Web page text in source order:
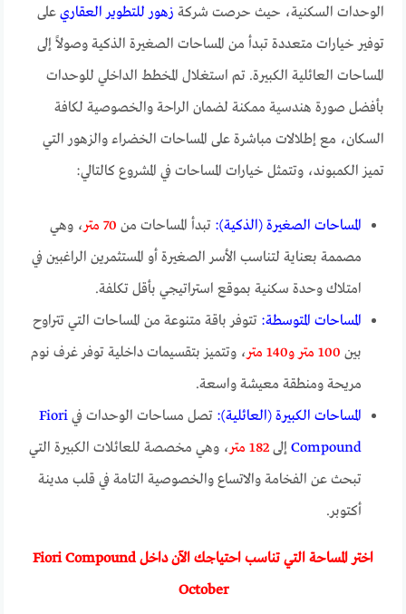
الوحدات السكنية، حيث حرصت شركة زهور للتطوير العقاري على
توفير خيارات متعددة تبدأ من المساحات الصغيرة الذكية وصولاً إلى
المساحات العائلية الكبيرة. تم استغلال المخطط الداخلي للوحدات
بأفضل صورة هندسية ممكنة لضمان الراحة والخصوصية لكافة
السكان، مع إطلالات مباشرة على المساحات الخضراء والزهور التي
تميز الكمبوند، وتتمثل خيارات المساحات في المشروع كالتالي:
المساحات الصغيرة (الذكية): تبدأ المساحات من 70 متر
، وهي
مصممة بعناية لتناسب الأسر الصغيرة أو المستثمرين الراغبين في
امتلاك وحدة سكنية بموقع استراتيجي بأقل تكلفة.
المساحات المتوسطة: تتوفر باقة متنوعة من المساحات التي تتراوح
بين 100 متر و140 متر
، وتتميز بتقسيمات داخلية توفر غرف نوم
مريحة ومنطقة معيشة واسعة.
المساحات الكبيرة (العائلية): تصل مساحات الوحدات فيFiori
Compound إلى182 متر
، وهي مخصصة للعائلات الكبيرة التي
تبحث عن الفخامة والاتساع والخصوصية التامة في قلب مدينة
أكتوبر.
اختر المساحة التي تناسب احتياجك الآن داخل Fiori Compound
October